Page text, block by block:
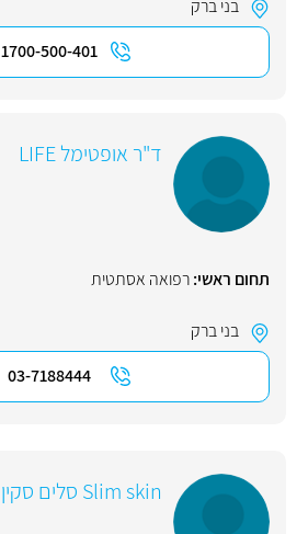
בני ברק
1700-500-401
ד"ר אופטימל LIFE
תחום ראשי:רפואה אסתטית
בני ברק
03-7188444
Slim skin סלים סקין